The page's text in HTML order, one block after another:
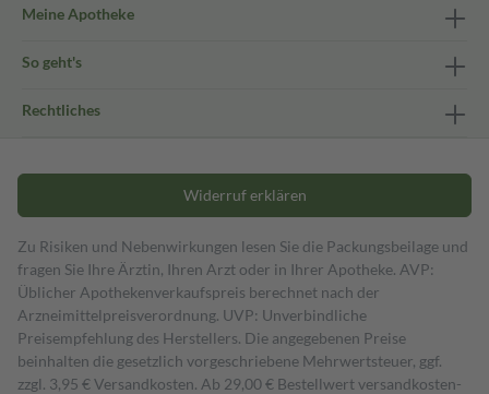
Meine Apotheke
So geht's
Rechtliches
Widerruf erklären
Zu Risiken und Nebenwirkungen lesen Sie die Packungsbeilage und
fragen Sie Ihre Ärztin, Ihren Arzt oder in Ihrer Apotheke. AVP:
Üblicher Apothekenverkaufspreis berechnet nach der
Arzneimittelpreisverordnung. UVP: Unverbindliche
Preisempfehlung des Herstellers. Die angegebenen Preise
beinhalten die gesetzlich vorgeschriebene Mehrwertsteuer, ggf.
zzgl. 3,95 € Versandkosten. Ab 29,00 € Bestell­wert versand­kosten­